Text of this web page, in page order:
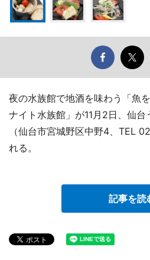
夜の水族館で地酒を味わう「魚
ナイト水族館」が11月2日、仙
（仙台市宮城野区中野4、TEL
れる。
記事を読